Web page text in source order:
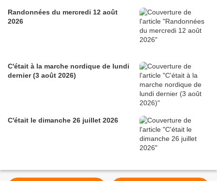
Randonnées du mercredi 12 août
2026
C'était à la marche nordique de lundi
dernier (3 août 2026)
C'était le dimanche 26 juillet 2026